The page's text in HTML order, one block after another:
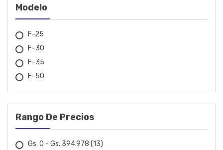
CHICAGO
COBIX
CROMATELL
DRAKAR
EBERLE
Modelo
F-25
F-30
F-35
F-50
Rango De Precios
Gs. 0 - Gs. 394.978 (13)